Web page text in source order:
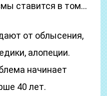
ставится в том…
от облысения,
алопеции.
начинает
40 лет.